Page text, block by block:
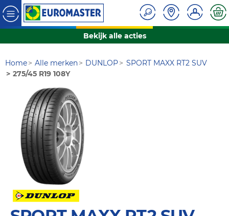
Bekijk alle acties
Home Alle merken DUNLOP
SPORT MAXX RT2 SUV
275/45 R19 108Y